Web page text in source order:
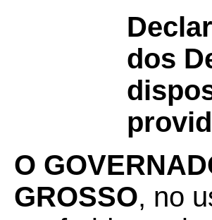
dos
O
GROSSO, no